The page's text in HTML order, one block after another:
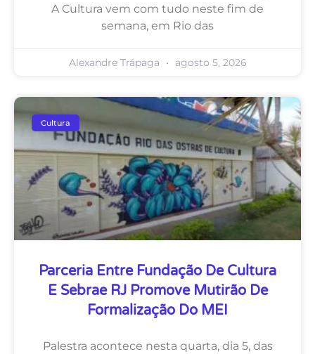
A Cultura vem com tudo neste fim de
semana, em Rio das
Alexandre Trápaga agosto 5, 2026
Cultura
Parceria Entre Fundação De Cultura
E Sebrae RJ Promove Mutirão De
Formalização Do MEI
Palestra acontece nesta quarta, dia 5, das